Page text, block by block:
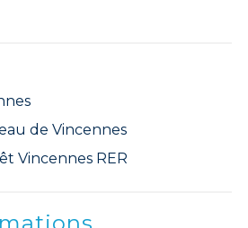
de Vincennes
Vincennes RER